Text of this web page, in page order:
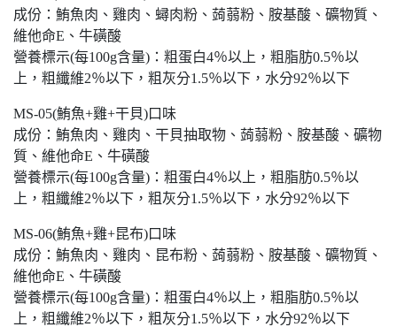
成份：鮪魚肉、雞肉、蟳肉粉、蒟蒻粉、胺基酸、礦物質、
維他命E、牛磺酸
營養標示(每100g含量)：粗蛋白4％以上，粗脂肪0.5％以
上，粗纖維2％以下，粗灰分1.5％以下，水分92％以下
MS-05(鮪魚+雞+干貝)口味
成份：鮪魚肉、雞肉、干貝抽取物、蒟蒻粉、胺基酸、礦物
質、維他命E、牛磺酸
營養標示(每100g含量)：粗蛋白4％以上，粗脂肪0.5％以
上，粗纖維2％以下，粗灰分1.5％以下，水分92％以下
MS-06(鮪魚+雞+昆布)口味
成份：鮪魚肉、雞肉、昆布粉、蒟蒻粉、胺基酸、礦物質、
維他命E、牛磺酸
營養標示(每100g含量)：粗蛋白4％以上，粗脂肪0.5％以
上，粗纖維2％以下，粗灰分1.5％以下，水分92％以下